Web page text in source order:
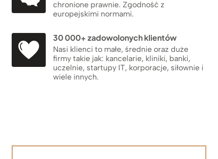
chronione prawnie. Zgodność z
europejskimi normami.
30 000+ zadowolonych klientów
Nasi klienci to małe, średnie oraz duże
firmy takie jak: kancelarie, kliniki, banki,
uczelnie, startupy IT, korporacje, siłownie i
wiele innych.